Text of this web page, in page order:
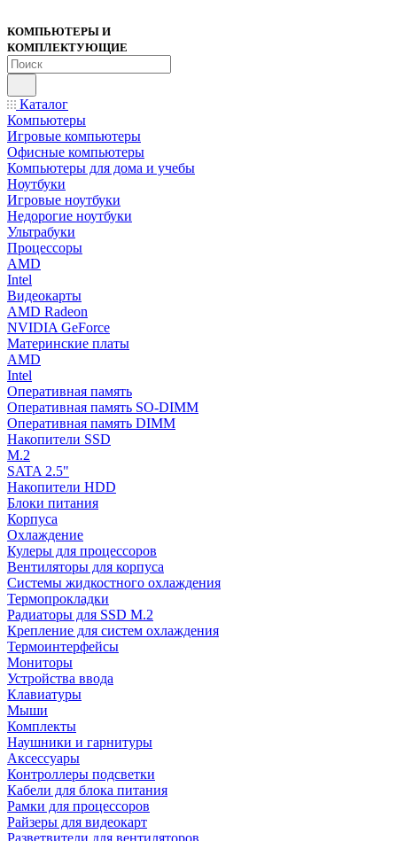
КОМПЬЮТЕРЫ И
КОМПЛЕКТУЮЩИЕ
Каталог
Компьютеры
Игровые компьютеры
Офисные компьютеры
Компьютеры для дома и учебы
Ноутбуки
Игровые ноутбуки
Недорогие ноутбуки
Ультрабуки
Процессоры
AMD
Intel
Видеокарты
AMD Radeon
NVIDIA GeForce
Материнские платы
AMD
Intel
Оперативная память
Оперативная память SO-DIMM
Оперативная память DIMM
Накопители SSD
M.2
SATA 2.5"
Накопители HDD
Блоки питания
Корпуса
Охлаждение
Кулеры для процессоров
Вентиляторы для корпуса
Системы жидкостного охлаждения
Термопрокладки
Радиаторы для SSD M.2
Крепление для систем охлаждения
Термоинтерфейсы
Мониторы
Устройства ввода
Клавиатуры
Мыши
Комплекты
Наушники и гарнитуры
Аксессуары
Контроллеры подсветки
Кабели для блока питания
Рамки для процессоров
Райзеры для видеокарт
Разветвители для вентиляторов